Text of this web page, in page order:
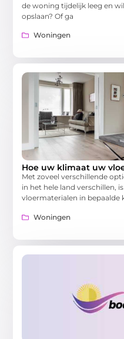
de woning tijdelijk leeg en
opslaan? Of ga
Woningen
Hoe uw klimaat uw
Met zoveel verschillende
in het hele land verschillen,
vloermaterialen in bepaalde
Woningen